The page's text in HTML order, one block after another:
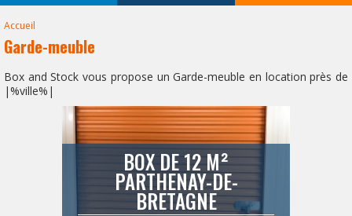
Accueil
Garde-meuble
Box and Stock vous propose un Garde-meuble en location près de
|%ville%|
BOX DE 12 M²
PARTHENAY-DE-
BRETAGNE